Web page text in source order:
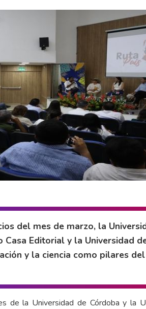
del mes de marzo, la
Editorial y la Universidad
y la ciencia como pilares
de la Universidad de Córdoba y la